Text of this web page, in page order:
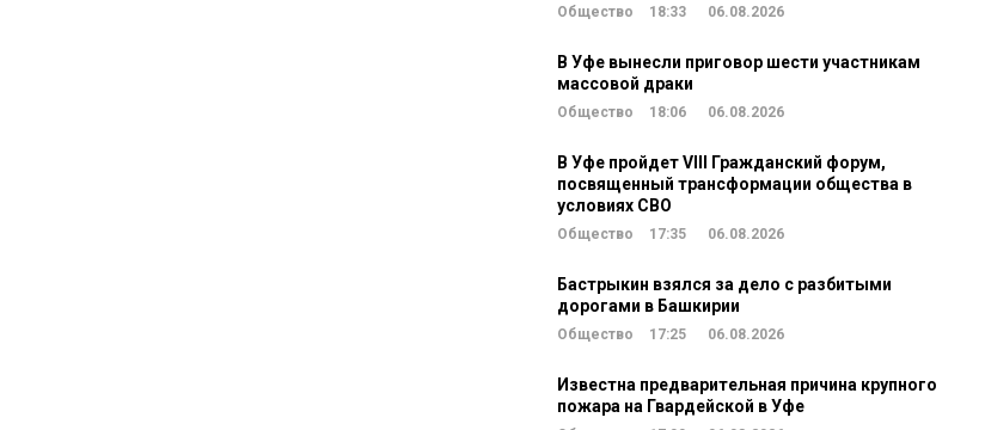
Общество 18:33 06.08.2026
В Уфе вынесли приговор шести участникам
массовой драки
Общество 18:06 06.08.2026
В Уфе пройдет VIII Гражданский форум,
посвященный трансформации общества в
условиях СВО
Общество 17:35 06.08.2026
Бастрыкин взялся за дело с разбитыми
дорогами в Башкирии
Общество 17:25 06.08.2026
Известна предварительная причина крупного
пожара на Гвардейской в Уфе